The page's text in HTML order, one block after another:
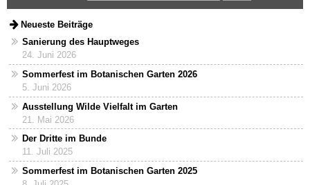
Neueste Beiträge
Sanierung des Hauptweges
24. Juni 2026
Sommerfest im Botanischen Garten 2026
5. Juni 2026
Ausstellung Wilde Vielfalt im Garten
21. Mai 2026
Der Dritte im Bunde
11. Juli 2025
Sommerfest im Botanischen Garten 2025